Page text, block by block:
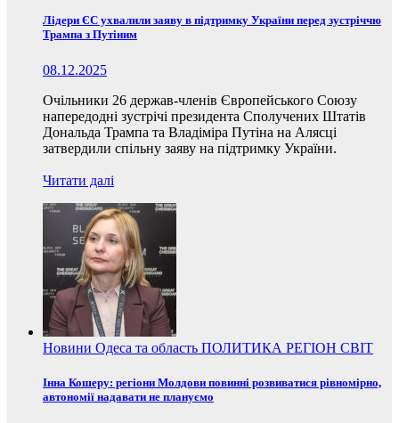
Лідери ЄС ухвалили заяву в підтримку України перед зустріччю
Трампа з Путіним
08.12.2025
Очільники 26 держав-членів Європейського Союзу
напередодні зустрічі президента Сполучених Штатів
Дональда Трампа та Владіміра Путіна на Алясці
затвердили спільну заяву на підтримку України.
Читати далі
Новини Одеса та область ПОЛИТИКА РЕГІОН СВІТ
Інна Кошеру: регіони Молдови повинні розвиватися рівномірно,
автономії надавати не плануємо